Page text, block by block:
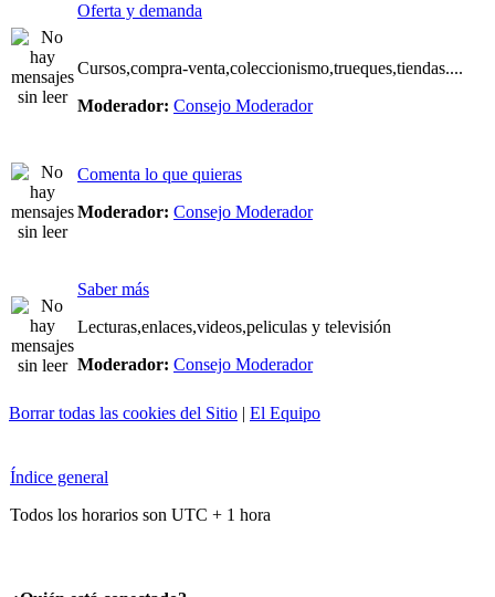
Oferta y demanda
Cursos,compra-venta,coleccionismo,trueques,tiendas....
Moderador: Consejo Moderador
Comenta lo que quieras
Moderador: Consejo Moderador
Saber más
Lecturas,enlaces,videos,peliculas y televisión
Moderador: Consejo Moderador
Borrar todas las cookies del Sitio | El Equipo
Índice general
Todos los horarios son UTC + 1 hora